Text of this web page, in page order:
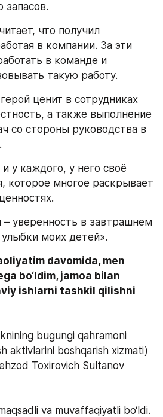
запасов.
что получил
в компании. За эти
в команде и
такую работу.
ценит в сотрудниках
а также выполнение
со стороны руководства в
у каждого, у него своё
которое многое раскрывает
– уверенность в завтрашнем
моих детей».
davomida, men
bo‘ldim, jamoa bilan
ishlarni tashkil qilishni
bugungi qahramoni
aktivlarini boshqarish xizmati)
Toxirovich Sultanov
va muvaffaqiyatli bo‘ldi.